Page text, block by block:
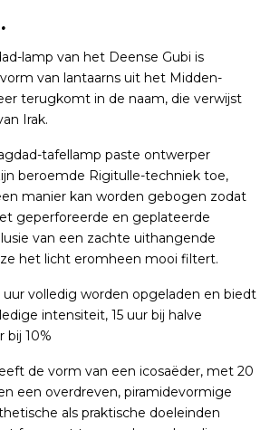
lamp van het Deense Gubi is
van lantaarns uit het Midden-
terugkomt in de naam, die verwijst
Irak.
tafellamp paste ontwerper
beroemde Rigitulle-techniek toe,
manier kan worden gebogen zodat
geperforeerde en geplateerde
van een zachte uithangende
het licht eromheen mooi filtert.
uur volledig worden opgeladen en biedt
intensiteit, 15 uur bij halve
bij 10%
de vorm van een icosaëder, met 20
een overdreven, piramidevormige
als praktische doeleinden